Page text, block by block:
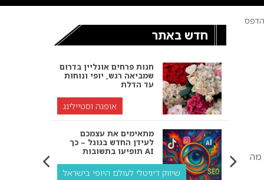
הדפס
מה
חדש באתר
חנות פרחים אונליין בדרום
שמביאה רגש, יופי ונוחות
עד הדלת
אופנה וסטיילינג
מתאימים את עצמכם
לעידן החדש בגוגל – כך
תופיעו בתשובות AI
שיווק דיגיטלי לעולם היופי בישראל